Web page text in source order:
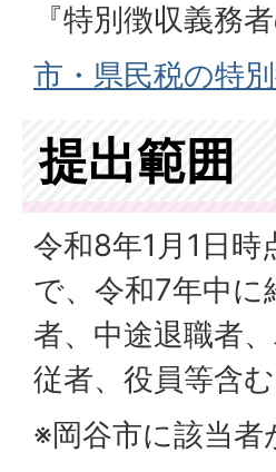
『特別徴収義務
市・県民税の特
提出範囲
令和8年1月1日
で、令和7年中
者、中途退職者
従者、役員等含む
※岡谷市に該当